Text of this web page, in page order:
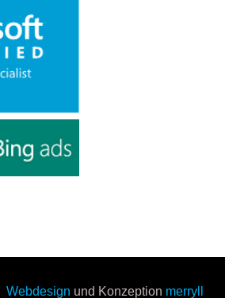
Webdesign und Konzeption merryll